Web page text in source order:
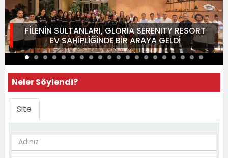
FİLENİN SULTANLARI, GLORIA SERENITY RESORT
EV SAHİPLİĞİNDE BİR ARAYA GELDİ
Neler Söylendi?
Site